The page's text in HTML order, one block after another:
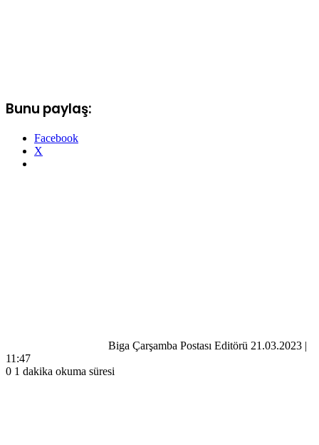
Bunu paylaş:
Facebook
X
Biga Çarşamba Postası Editörü 21.03.2023 |
11:47
0 1 dakika okuma süresi